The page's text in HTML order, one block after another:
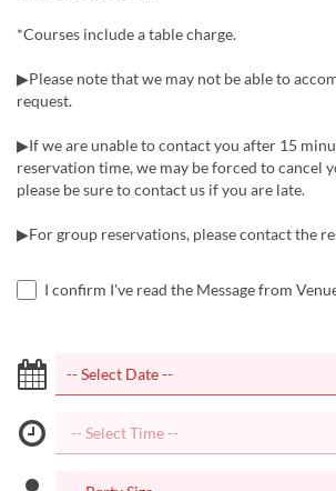
*Courses include a table charge.
▶Please note that we may not be able to
request.
▶If we are unable to contact you after 15
reservation time, we may be forced to cancel
please be sure to contact us if you are late.
▶For group reservations, please contact the
I confirm I've read the Message from